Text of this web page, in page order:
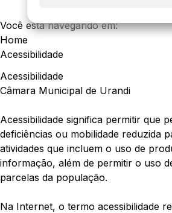
Você está navegando em:
Home
Acessibilidade
Acessibilidade
Câmara Municipal de Urandi
Acessibilidade significa permitir que
deficiências ou mobilidade reduzida
atividades que incluem o uso de
informação, além de permitir o uso
parcelas da população.
Na Internet, o termo acessibilidade